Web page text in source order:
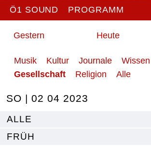
Ö1 SOUND PROGRAMM
Gestern Heute
Musik Kultur Journale
Wissen
Gesellschaft
Religion Alle
SO | 02 04 2023
ALLE
FRÜH